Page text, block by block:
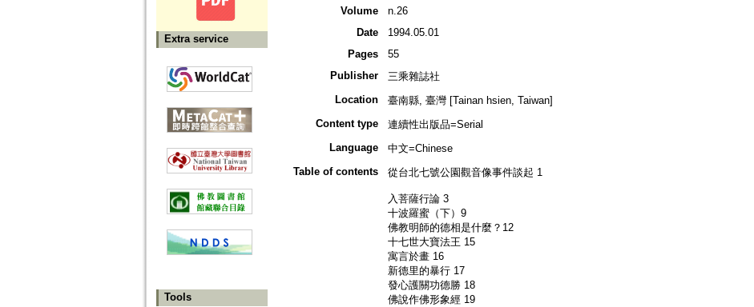
Extra service
Tools
Volume
n.26
Date
1994.05.01
Pages
55
Publisher
三乘雜誌社
Location
臺南縣, 臺灣 [Tainan hsien, Taiwan]
Content type
連續性出版品=Serial
Language
中文=Chinese
Table of contents
從台北七號公園觀音像事件談起 1
入菩薩行論 3
十波羅蜜（下）9
佛教明師的德相是什麼？12
十七世大寶法王 15
寓言於畫 16
新德里的暴行 17
發心護關功德勝 18
佛說作佛形象經 19